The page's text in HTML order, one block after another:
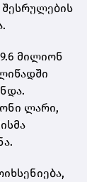
მილიონ
ლარი,